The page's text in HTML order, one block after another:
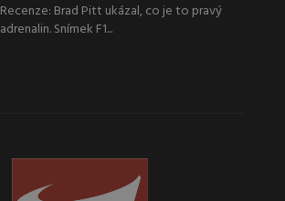
Recenze: Brad Pitt ukázal, co je to pravý
adrenalin. Snímek F1...